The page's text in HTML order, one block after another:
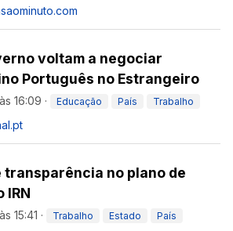
voltam a negociar
Português no Estrangeiro
16:09 · Educação País Trabalho
no plano de
IRN
15:41 · Trabalho Estado País